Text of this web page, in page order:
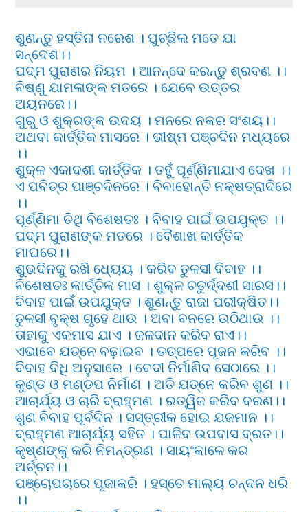
ଶୁଣନ୍ତୁ ହସ୍ତିନା ନରେଶ । ପୁଚ୍ଛିଲ ମତେ ଯା
ସନ୍ଦେଶ।।
ପଦ୍ମ ପୁରାଣର ନିୟମ । ଆନନ୍ଦେ କରନ୍ତୁ ଶ୍ରବଣ ।।
ବିଷ୍ଣୁ ଯାମଳାଙ୍କ ମତରେ । ଯେବେ ଉତ୍ତର
ଅୟନରେ।।
ଗୁରୁ ଓ ଶୁକ୍ରଙ୍କ ଉଦୟ । ମନରେ ନକର ସଂଶୟ।।
ଅଥବା କାର୍ତ୍ତିକ ମାସରେ । ଭୀଷ୍ମ ପଞ୍ଚଦିନ ମଧ୍ୟରେ
।।
ଶୁକ୍ଳ ଏକାଦଶୀ କାର୍ତ୍ତିକ । ତହୁଁ ପୂର୍ଣ୍ଣିମାଯାଏ ଦେଖ ।।
ଏ ପବିତ୍ର ପାଞ୍ଚଦିନରେ । ବିବାହୋନ୍ତି ନକ୍ଷତ୍ରାଦିରେ
।।
ପୂର୍ଣ୍ଣିମା ତିଥି ବିଶେଷତଃ । ବିବାହ ପାଇଁ ଉପଯୁକ୍ତ ।।
ପଦ୍ମ ପୁରାଣଙ୍କ ମତରେ । ବୈଶାଖ କାର୍ତ୍ତିକ
ମାଘରେ।।
ଶୁଭଦିନକୁ ରଖି ଧ୍ୟେୟ । କରିବ ତୁଳସୀ ବିବାହ ।।
ବିଶେଷତଃ କାର୍ତ୍ତିକ ମାସ । ଶୁକ୍ଳ ଚତୁର୍ଦ୍ଦଶୀ ସାରସ।।
ବିବାହ ପାଇଁ ଉପଯୁକ୍ତ । ଶୁଣନ୍ତୁ ରାଜା ପରୀକ୍ଷିତ।।
ତୁଳସୀ ବୃକ୍ଷ ଗୃହେ ଥାଉ । ଅବା ବନରେ ଉଠିଥାଉ ।।
ତାହାକୁ ଏକମାସ ଯାଏ । ଜଳଦାନ କରିବ ରାଏ।।
ଏଭାବେ ଯତ୍ନେ ବଢ଼ାଇବ । ତତ୍ପରେ ପୂଜନ କରିବ ।।
ବିବାହ ବିଧି ଅନୁସାରେ । ବେଦୀ ନିର୍ମାଣିବ ସେଠାରେ ।।
କୁଣ୍ଡ ଓ ମଣ୍ଡପ ନିର୍ମାଣ । ଅତି ଯତ୍ନେ କରିବ ଶୁଣ ।।
ଆଚାର୍ଯ୍ୟ ଓ ଚାରି ବ୍ରାହ୍ମଣ । ରତ୍ୱିଜ କରିବ ବରଣ।।
ଶୁଣ ବିବାହ ପୂର୍ବଦିନ । ସସ୍ତ୍ରୀକ ହୋଇ ଯଜମାନ ।।
ବ୍ରାହ୍ମଣ ଆଚାର୍ଯ୍ୟ ସହିତ । ପାଳିବ ଉପବାସ ବ୍ରତ।।
କୃଷ୍ଣଙ୍କୁ କରି ନିମନ୍ତ୍ରଣ । ସାୟଂକାଳେ କର
ଅର୍ଚ୍ଚନ।।
ପଞ୍ଚୋପଚାରେ ପୂଜାକରି । ହସ୍ତେ ମାଲ୍ୟ ଚନ୍ଦନ ଧରି
।।